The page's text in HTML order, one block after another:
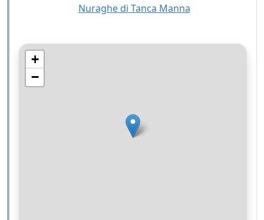
Nuraghe di Tanca Manna
+
−